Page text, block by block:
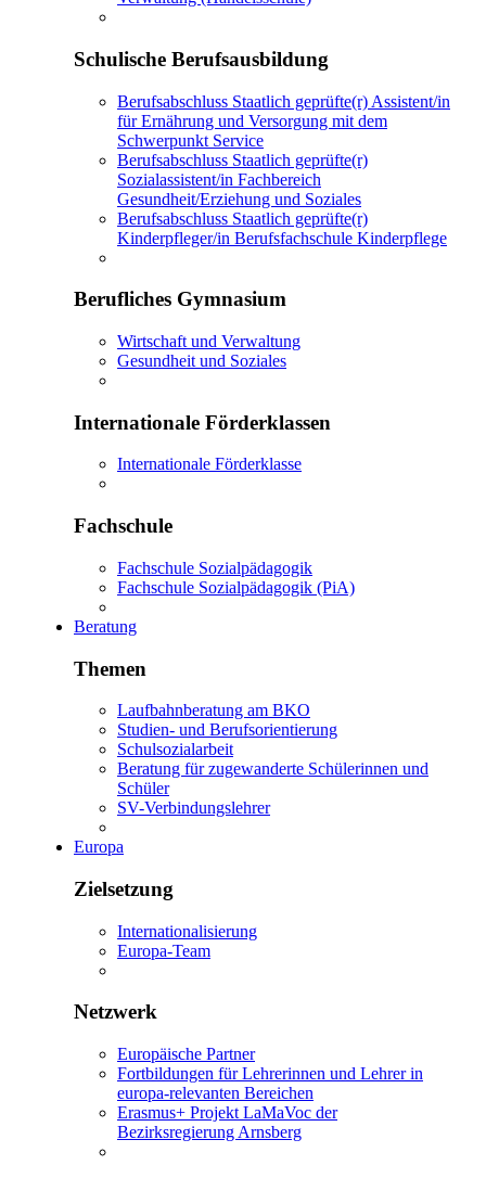
Schulische Berufsausbildung
Berufsabschluss Staatlich geprüfte(r) Assistent/in
für Ernährung und Versorgung mit dem
Schwerpunkt Service
Berufsabschluss Staatlich geprüfte(r)
Sozialassistent/in Fachbereich
Gesundheit/Erziehung und Soziales
Berufsabschluss Staatlich geprüfte(r)
Kinderpfleger/in Berufsfachschule Kinderpflege
Berufliches Gymnasium
Wirtschaft und Verwaltung
Gesundheit und Soziales
Internationale Förderklassen
Internationale Förderklasse
Fachschule
Fachschule Sozialpädagogik
Fachschule Sozialpädagogik (PiA)
Beratung
Themen
Laufbahnberatung am BKO
Studien- und Berufsorientierung
Schulsozialarbeit
Beratung für zugewanderte Schülerinnen und
Schüler
SV-Verbindungslehrer
Europa
Zielsetzung
Internationalisierung
Europa-Team
Netzwerk
Europäische Partner
Fortbildungen für Lehrerinnen und Lehrer in
europa-relevanten Bereichen
Erasmus+ Projekt LaMaVoc der
Bezirksregierung Arnsberg